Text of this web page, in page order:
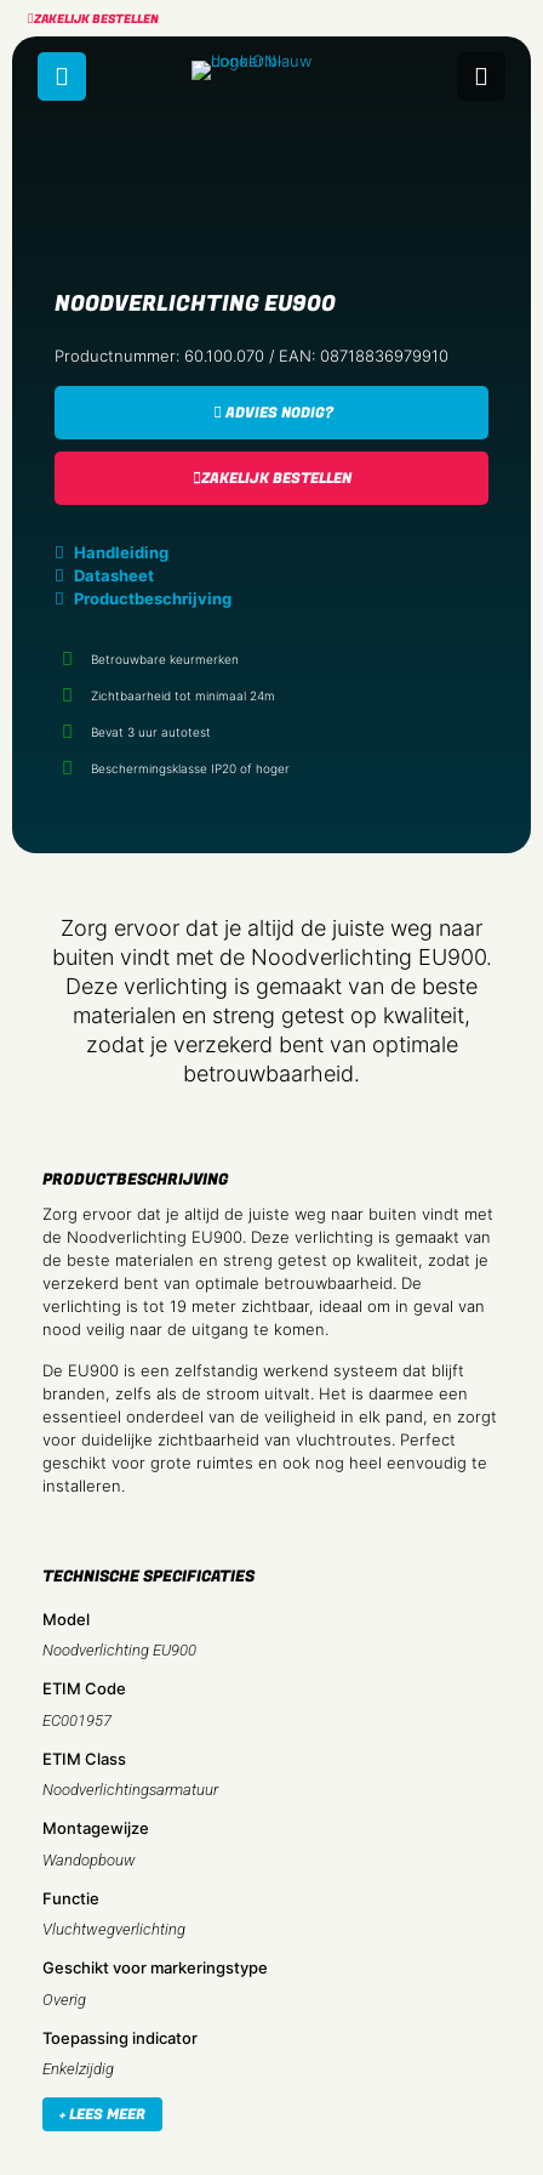
ZAKELIJK BESTELLEN
NOODVERLICHTING EU900
Productnummer: 60.100.070 / EAN: 08718836979910
ADVIES NODIG?
ZAKELIJK BESTELLEN
Handleiding
Datasheet
Productbeschrijving
Betrouwbare keurmerken
Zichtbaarheid tot minimaal 24m
Bevat 3 uur autotest
Beschermingsklasse IP20 of hoger
Zorg ervoor dat je altijd de juiste weg naar
buiten vindt met de Noodverlichting EU900.
Deze verlichting is gemaakt van de beste
materialen en streng getest op kwaliteit,
zodat je verzekerd bent van optimale
betrouwbaarheid.
PRODUCTBESCHRIJVING
Zorg ervoor dat je altijd de juiste weg naar buiten vindt met
de Noodverlichting EU900. Deze verlichting is gemaakt van
de beste materialen en streng getest op kwaliteit, zodat je
verzekerd bent van optimale betrouwbaarheid. De
verlichting is tot 19 meter zichtbaar, ideaal om in geval van
nood veilig naar de uitgang te komen.
De EU900 is een zelfstandig werkend systeem dat blijft
branden, zelfs als de stroom uitvalt. Het is daarmee een
essentieel onderdeel van de veiligheid in elk pand, en zorgt
voor duidelijke zichtbaarheid van vluchtroutes. Perfect
geschikt voor grote ruimtes en ook nog heel eenvoudig te
installeren.
TECHNISCHE SPECIFICATIES
Model
Noodverlichting EU900
ETIM Code
EC001957
ETIM Class
Noodverlichtingsarmatuur
Montagewijze
Wandopbouw
Functie
Vluchtwegverlichting
Geschikt voor markeringstype
Overig
Toepassing indicator
Enkelzijdig
Incl. pictogram
+ LEES MEER